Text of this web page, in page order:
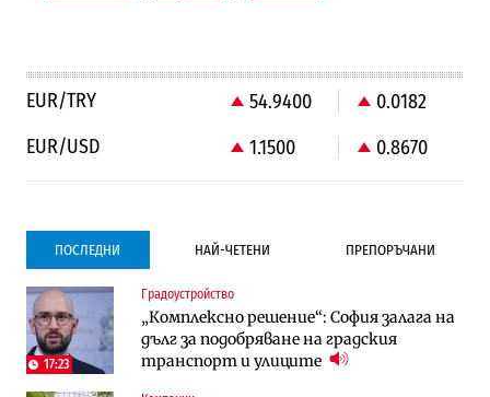
EUR/TRY 54.9400
0.0182
EUR/USD
1.1500 0.8670
ПОСЛЕДНИ НАЙ-ЧЕТЕНИ ПРЕПОРЪЧАНИ
17:23
Градоустройство
„Комплексно решение“: София залага на
дълг за подобряване на градския
транспорт и улиците
Градоустройство
Столична община избра изпълнител за
преместването на трамвайното
трасе по бул. „Скобелев“
Компании
Vivacom предлага над 150 устройства с
90% отстъпка през август